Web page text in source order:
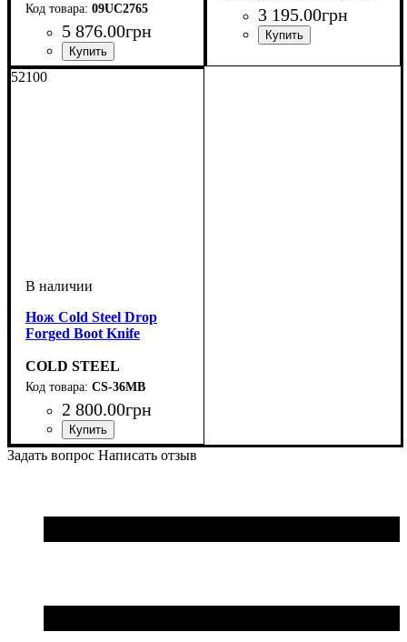
09UC2765
5 876.00грн
3 195.00грн
52100
Нож Cold Steel Drop
Forged Boot Knife
COLD STEEL
CS-36MB
2 800.00грн
Задать вопрос Написать отзыв